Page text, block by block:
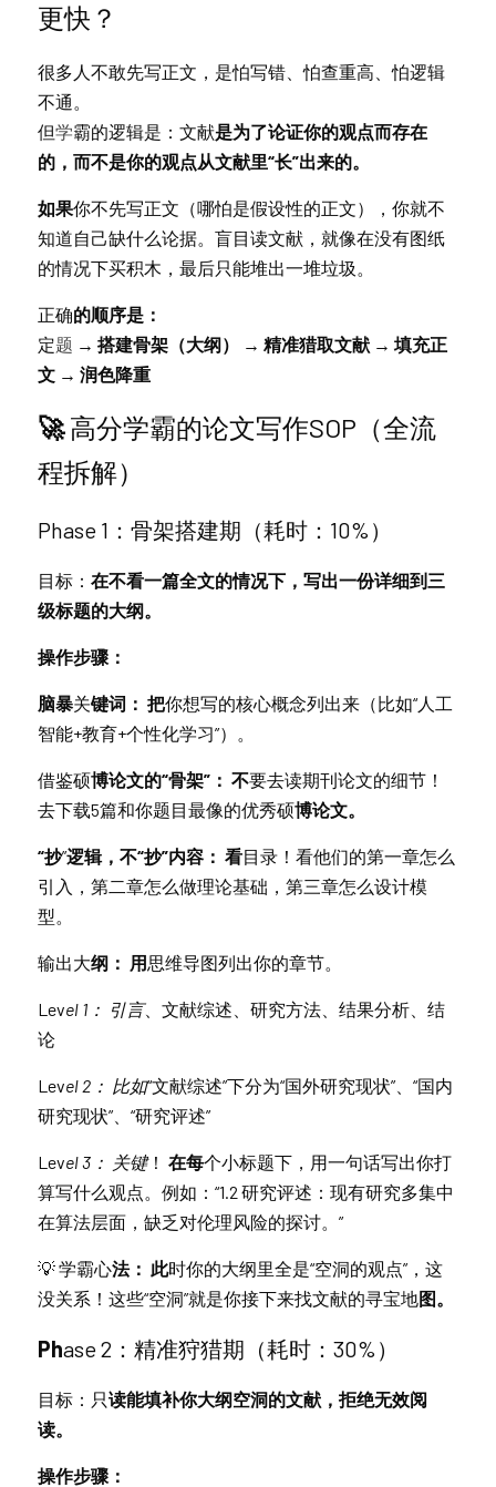
更快？
很多 人不敢先写正文，是怕写错、怕查重高、怕逻辑
不通。
但学霸的逻辑是：文献是为了论证你的观点而存在
的，而不是你的观点从文献里“长”出来的。
如果你不先写正文（哪怕是假设性的正文），你就不
知道自己缺什么论据。盲目读文献，就像在没有图纸
的情况下买积木，最后只能堆出一堆垃圾。
正确的顺序是：
定题 → 搭建骨架（大纲） → 精准猎取文献 → 填充正
文 → 润色降重
🚀 高分学霸的论文写作SOP（全流
程拆解）
Phase 1：骨架搭建期（耗时：10%）
目标： 在不看一篇全文的情况下，写出一份详细到三
级标题的大纲。
操作步骤：
脑暴关键词： 把你想写的核心概念列出来（比如“人工
智能+教育+个性化学习”）。
借鉴硕博论文的“骨架”： 不要去读期刊论文的细节！
去下载5篇和你题目最像的优秀硕博论文。
“抄”逻辑，不“抄”内容： 看目录！看他们的第一章怎么
引入，第二章怎么做理论基础，第三章怎么设计模
型。
输出大纲： 用思维导图列出你的章节。
Level 1： 引言、文献综述、研究方法、结果分析、结
论
Level 2： 比如“文献综述”下分为“国外研究现状”、“国内
研究现状”、“研究评述”
Level 3： 关键！ 在每个小标题下，用一句话写出你打
算写什么观点。例如：“1.2 研究评述：现有研究多集中
在算法层面，缺乏对伦理风险的探讨。”
💡 学霸心法： 此时你的大纲里全是“空洞的观点”，这
没关系！这些“空洞”就是你接下来找文献的寻宝地图。
Phase 2：精准狩猎期（耗时：30%）
目标：只读能填补你大纲空洞的文献，拒绝无效阅
读。
操作步骤：